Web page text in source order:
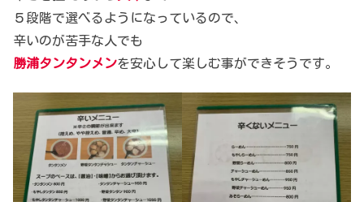
５段階で選べるようになっているので、
辛いのが苦手な人でも
勝浦タンタンメンを安心して楽しむ事ができそうです。